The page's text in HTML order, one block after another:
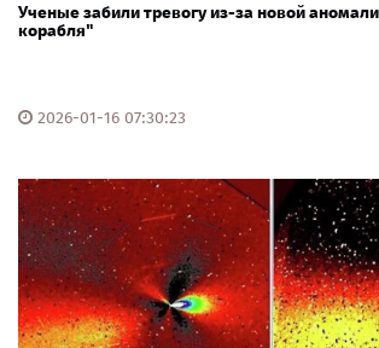
Ученые забили тревогу из-за новой
корабля"
2026-01-16 07:30:23